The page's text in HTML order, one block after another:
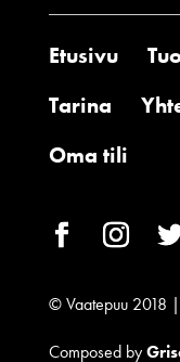
Etusivu
Tarina
Oma tili
© Vaatepuu 2018
Composed by